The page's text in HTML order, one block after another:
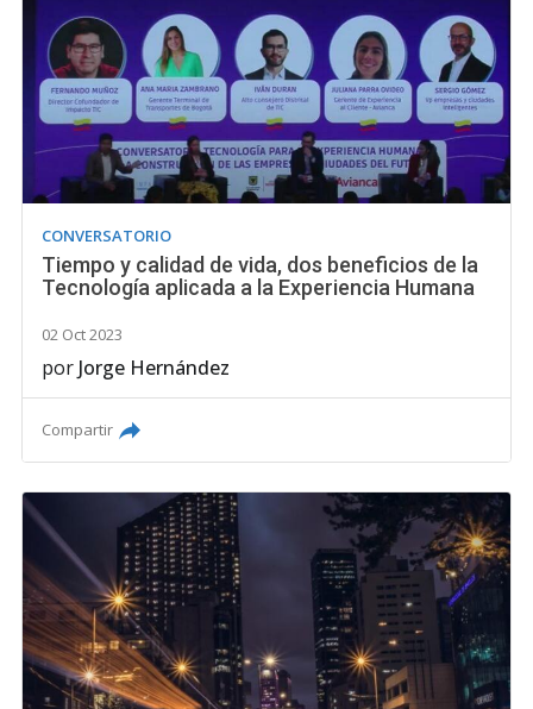
CONVERSATORIO
Tiempo y calidad de vida, dos beneficios de la
Tecnología aplicada a la Experiencia Humana
02 Oct 2023
por Jorge Hernández
Compartir